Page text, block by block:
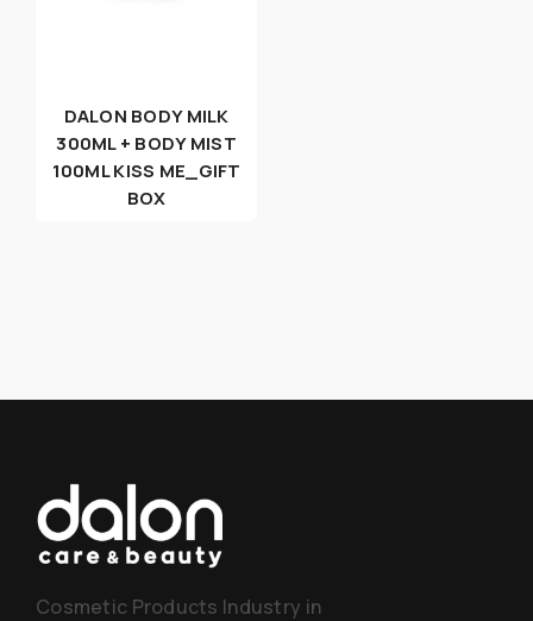
DALON BODY MILK
300ML + BODY MIST
100ML KISS ME_GIFT
BOX
Cosmetic Products Industry in